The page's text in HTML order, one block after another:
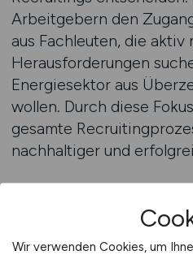
Arbeitgebern den
aus Fachleuten, die aktiv
Herausforderungen
Energiesektor aus
wollen. Durch diese
gesamte
nachhaltiger und
Persönliche
Wir verwenden Cookies, um